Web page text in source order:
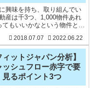
興味を持ち、取り組んでい
産は千3つ、1,000物件あれ
てもいいかなという物件と言
す。また、購入時に8～9割
が決まると言われますので
取
2018.07.07 2022.06.22
ィットジャパン分析】
ッシュフロー赤字で要
見るポイント3つ